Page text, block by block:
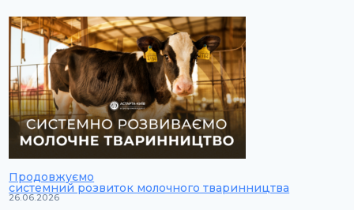
Продовжуємо
системний розвиток молочного тваринництва
26.06.2026